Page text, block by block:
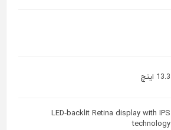
13.3 اینچ
LED‑backlit Retina display with IPS
technology